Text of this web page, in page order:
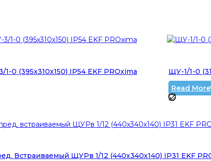
0 (395x310x150) IP54 EKF PROxima
ЩУ-1/1-0
Read More
Встраиваемый ЩУРв 1/12 (440х340х140) IP31 EKF